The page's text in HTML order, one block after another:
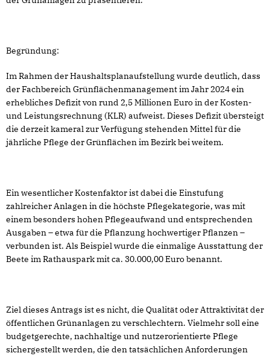
Begründung:
Im Rahmen der Haushaltsplanaufstellung wurde deutlich, dass
der Fachbereich Grünflächenmanagement im Jahr 2024 ein
erhebliches Defizit von rund 2,5 Millionen Euro in der Kosten-
und Leistungsrechnung (KLR) aufweist. Dieses Defizit übersteigt
die derzeit kameral zur Verfügung stehenden Mittel für die
jährliche Pflege der Grünflächen im Bezirk bei weitem.
Ein wesentlicher Kostenfaktor ist dabei die Einstufung
zahlreicher Anlagen in die höchste Pflegekategorie, was mit
einem besonders hohen Pflegeaufwand und entsprechenden
Ausgaben – etwa für die Pflanzung hochwertiger Pflanzen –
verbunden ist. Als Beispiel wurde die einmalige Ausstattung der
Beete im Rathauspark mit ca. 30.000,00 Euro benannt.
Ziel dieses Antrags ist es nicht, die Qualität oder Attraktivität der
öffentlichen Grünanlagen zu verschlechtern. Vielmehr soll eine
budgetgerechte, nachhaltige und nutzerorientierte Pflege
sichergestellt werden, die den tatsächlichen Anforderungen